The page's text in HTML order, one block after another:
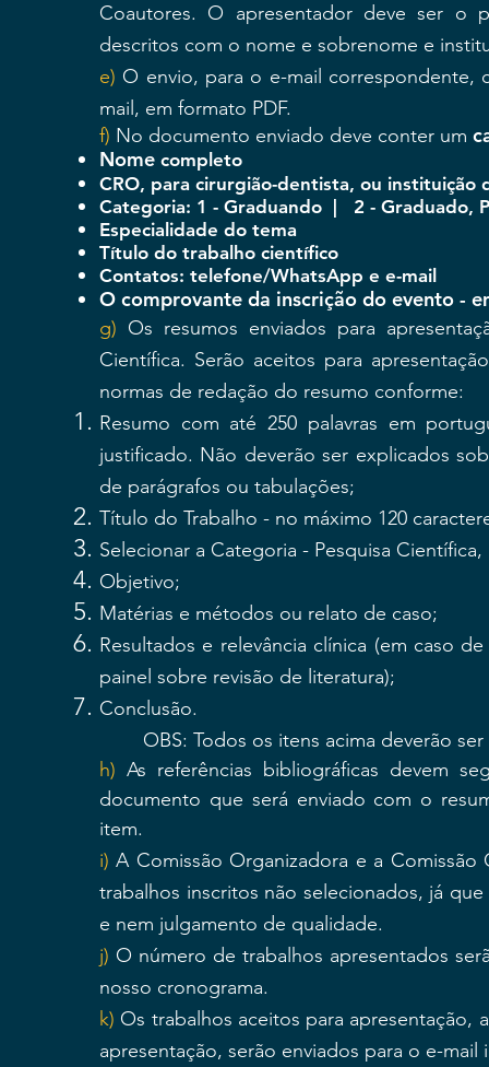
Coautores. O apresentador deve ser o
descritos com o nome e sobrenome e
e) O envio, para o e-mail correspondente,
mail, em formato PDF.
f) No documento enviado deve conter um
Nome completo
CRO, para cirurgião-dentista, ou instituição
Categoria: 1 - Graduando
2 - Graduado,
Especialidade do tema
Título do trabalho científico
Contatos: telefone/WhatsApp e e-mail
O comprovante da inscrição do evento -
g) Os resumos enviados para
Científica. Serão aceitos para
normas de redação do resumo conforme:
Resumo com até 250 palavras em
justificado. Não deverão ser explicados
de parágrafos ou tabulações;
Título do Trabalho - no máximo 120
Selecionar a Categoria - Pesquisa
Objetivo;
Matérias e métodos ou relato de caso;
Resultados e relevância clínica (em caso
painel sobre revisão de literatura);
Conclusão.
OBS: Todos os itens acima deverão
h) As referências bibliográficas devem
documento que será enviado com o
item.
i)A Comissão Organizadora e a
trabalhos inscritos não selecionados, já
e nem julgamento de qualidade.
j) O número de trabalhos apresentados
nosso cronograma.
k) Os trabalhos aceitos para apresentação,
apresentação, serão enviados para o e-